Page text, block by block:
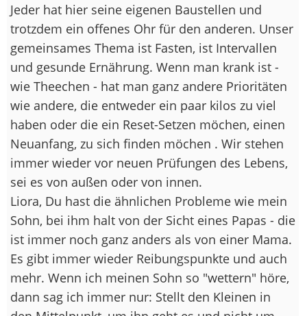
Jeder hat hier seine eigenen Baustellen und
trotzdem ein offenes Ohr für den anderen. Unser
gemeinsames Thema ist Fasten, ist Intervallen
und gesunde Ernährung. Wenn man krank ist -
wie Theechen - hat man ganz andere Prioritäten
wie andere, die entweder ein paar kilos zu viel
haben oder die ein Reset-Setzen möchen, einen
Neuanfang, zu sich finden möchen . Wir stehen
immer wieder vor neuen Prüfungen des Lebens,
sei es von außen oder von innen.
Liora, Du hast die ähnlichen Probleme wie mein
Sohn, bei ihm halt von der Sicht eines Papas - die
ist immer noch ganz anders als von einer Mama.
Es gibt immer wieder Reibungspunkte und auch
mehr. Wenn ich meinen Sohn so "wettern" höre,
dann sag ich immer nur: Stellt den Kleinen in